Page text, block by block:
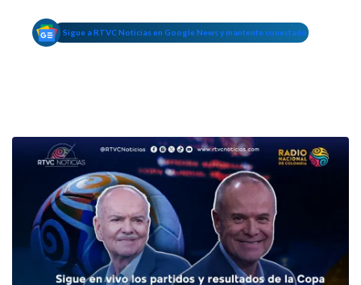
Sigue a RTVC Noticias en Google News y mantente conectado